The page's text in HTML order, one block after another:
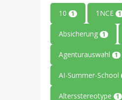
10 1 1NCE 1
Absicherung 1
Agenturauswahl 1
AI-Summer-School
Altersstereotype 1